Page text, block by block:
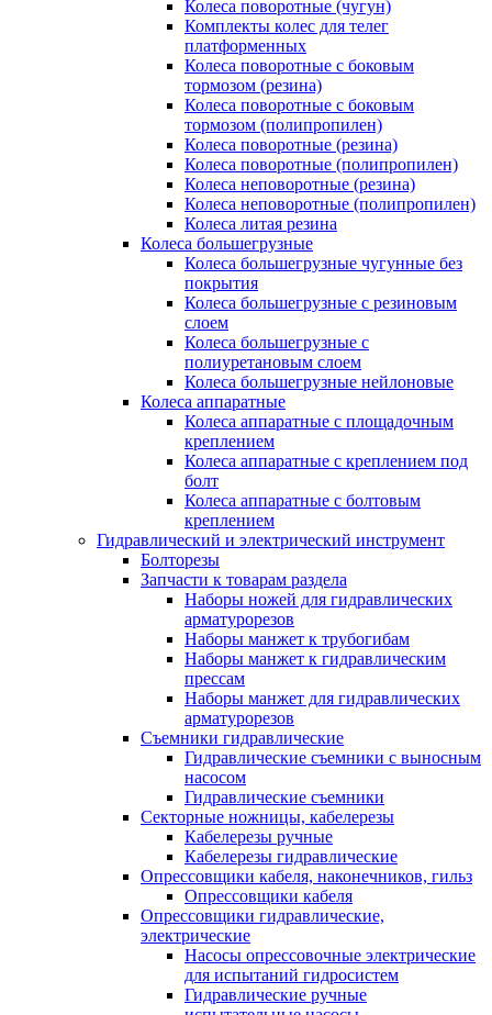
Колеса поворотные (чугун)
Комплекты колес для телег
платформенных
Колеса поворотные c боковым
тормозом (резина)
Колеса поворотные c боковым
тормозом (полипропилен)
Колеса поворотные (резина)
Колеса поворотные (полипропилен)
Колеса неповоротные (резина)
Колеса неповоротные (полипропилен)
Колеса литая резина
Колеса большегрузные
Колеса большегрузные чугунные без
покрытия
Колеса большегрузные с резиновым
слоем
Колеса большегрузные с
полиуретановым слоем
Колеса большегрузные нейлоновые
Колеса аппаратные
Колеса аппаратные с площадочным
креплением
Колеса аппаратные с креплением под
болт
Колеса аппаратные с болтовым
креплением
Гидравлический и электрический инструмент
Болторезы
Запчасти к товарам раздела
Наборы ножей для гидравлических
арматурорезов
Наборы манжет к трубогибам
Наборы манжет к гидравлическим
прессам
Наборы манжет для гидравлических
арматурорезов
Съемники гидравлические
Гидравлические cъемники с выносным
насосом
Гидравлические съемники
Секторные ножницы, кабелерезы
Кабелерезы ручные
Кабелерезы гидравлические
Опрессовщики кабеля, наконечников, гильз
Опрессовщики кабеля
Опрессовщики гидравлические,
электрические
Насосы опрессовочные электрические
для испытаний гидросистем
Гидравлические ручные